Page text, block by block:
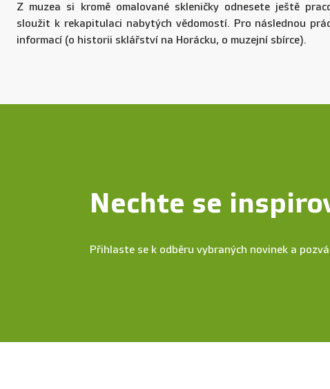
Z muzea si kromě omalované skleničky odnesete ještě
sloužit k rekapitulaci nabytých vědomostí. Pro následnou
informací (o historii sklářství na Horácku, o muzejní sbírce).
Nechte se
Přihlaste se k odběru vybraných novinek a